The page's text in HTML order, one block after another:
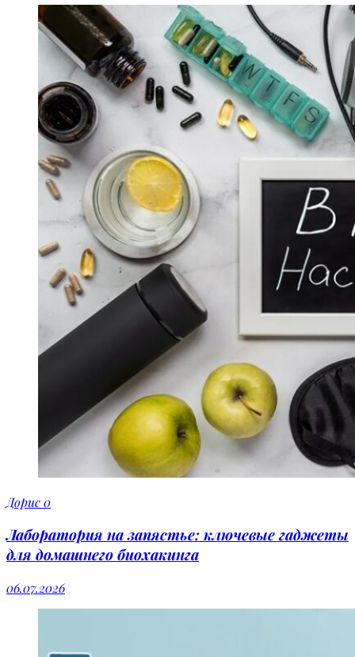
Дорис0
Лаборатория на запястье: ключевые гаджеты
для домашнего биохакинга
06.07.2026